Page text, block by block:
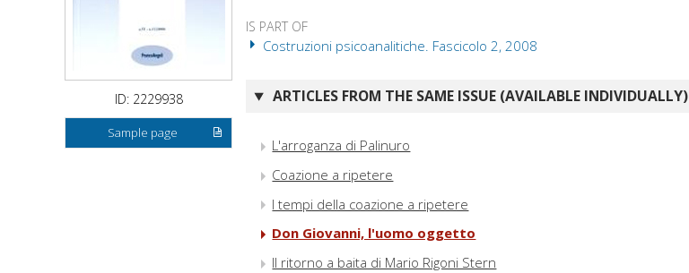
ID: 2229938
Sample page
IS PART OF
Costruzioni psicoanalitiche. Fascicolo 2, 2008
ARTICLES FROM THE SAME ISSUE (AVAILABLE INDIVIDUALLY)
L'arroganza di Palinuro
Coazione a ripetere
I tempi della coazione a ripetere
Don Giovanni, l'uomo oggetto
Il ritorno a baita di Mario Rigoni Stern